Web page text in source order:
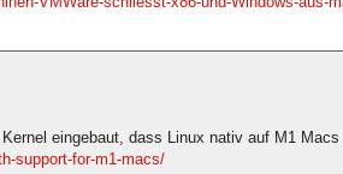
eingebaut, dass Linux nativ auf M1
support-for-m1-macs/